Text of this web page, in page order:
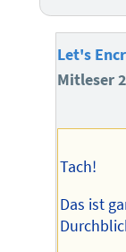
Let's
Mitleser
Tach!
Das ist